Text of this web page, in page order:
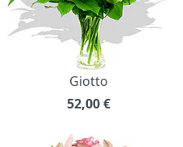
Giotto
52,00€